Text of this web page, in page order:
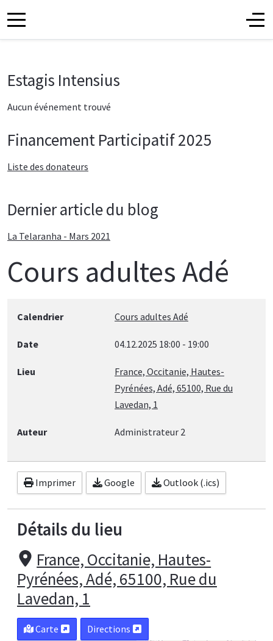
Estagis Intensius
Aucun événement trouvé
Financement Participatif 2025
Liste des donateurs
Dernier article du blog
La Telaranha - Mars 2021
Cours adultes Adé
Calendrier Cours adultes Adé
Date 04.12.2025 18:00 - 19:00
Lieu
France, Occitanie, Hautes-
Pyrénées, Adé, 65100, Rue du
Lavedan, 1
Auteur Administrateur 2
Imprimer Google Outlook (.ics)
Détails du lieu
France, Occitanie, Hautes-
Pyrénées, Adé, 65100, Rue du
Lavedan, 1
Carte Directions